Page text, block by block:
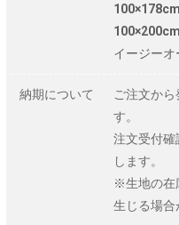
100×178cm
100×200cm
イージーオ
納期について
ご注文か
す。
注文受付確
します。
※生地の在
生じる場合